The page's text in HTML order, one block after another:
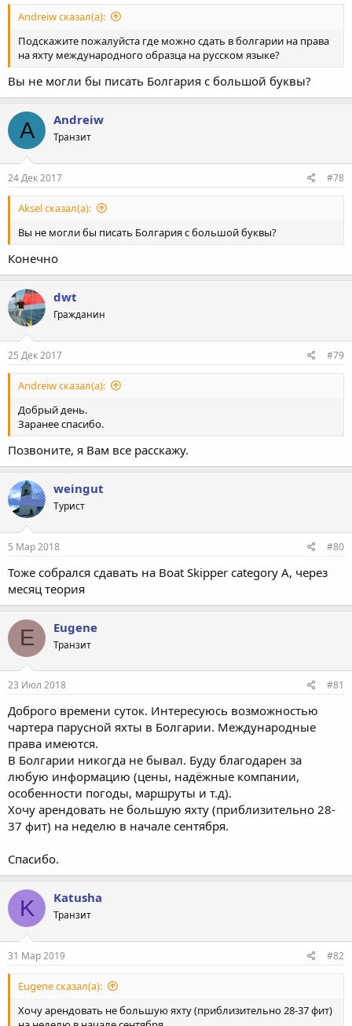
Andreiw сказал(а):
Подскажите пожалуйста где можно сдать в болгарии на права
на яхту международного образца на русском языке?
Вы не могли бы писать Болгария с большой буквы?
A Andreiw
Транзит
24 Дек 2017 #78
Aksel сказал(а):
Вы не могли бы писать Болгария с большой буквы?
Конечно
dwt
Гражданин
25 Дек 2017 #79
Andreiw сказал(а):
Добрый день.
Заранее спасибо.
Позвоните, я Вам все расскажу.
weingut
Турист
5 Мар 2018 #80
Тоже собрался сдавать на Boat Skipper category A, через
месяц теория
E Eugene
Транзит
23 Июл 2018 #81
Доброго времени суток. Интересуюсь возможностью
чартера парусной яхты в Болгарии. Международные
права имеются.
В Болгарии никогда не бывал. Буду благодарен за
любую информацию (цены, надёжные компании,
особенности погоды, маршруты и т.д).
Хочу арендовать не большую яхту (приблизительно 28-
37 фит) на неделю в начале сентября.
Спасибо.
K Katusha
Транзит
31 Мар 2019 #82
Eugene сказал(а):
Хочу арендовать не большую яхту (приблизительно 28-37 фит)